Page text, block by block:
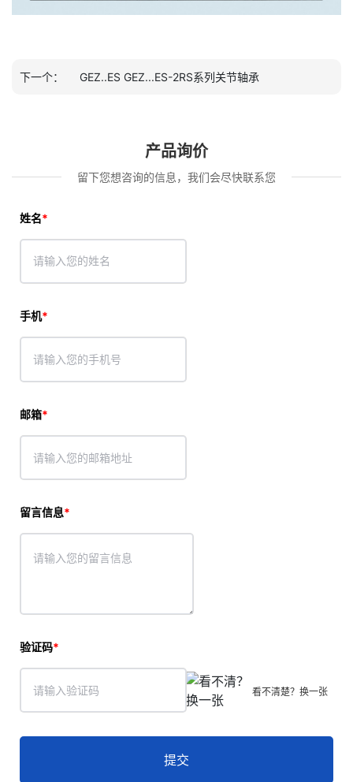
下一个： GEZ..ES GEZ...ES-2RS系列关节轴承
产品询价
留下您想咨询的信息，我们会尽快联系您
姓名
手机
邮箱
留言信息
验证码
看不清楚？换一张
提交